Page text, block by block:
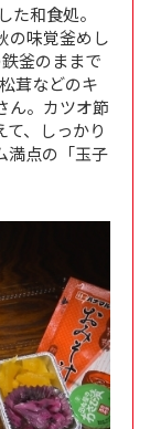
た和食処。
の味覚釜めし
釜のままで
茸などのキ
ん。カツオ節
、しっかり
満点の「玉子